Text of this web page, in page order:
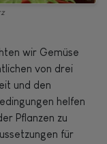
wir Gemüse
von drei
und den
helfen
Pflanzen zu
für